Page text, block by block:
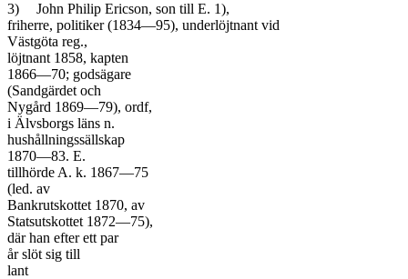
3)	John Philip Ericson, son till E. 1),
friherre, politiker (1834—95), underlöjtnant vid
Västgöta reg.,
löjtnant 1858, kapten
1866—70; godsägare
(Sandgärdet och
Nygård 1869—79), ordf,
i Älvsborgs läns n.
hushållningssällskap
1870—83. E.
tillhörde A. k. 1867—75
(led. av
Bankrutskottet 1870, av
Statsutskottet 1872—75),
där han efter ett par
år slöt sig till
lant